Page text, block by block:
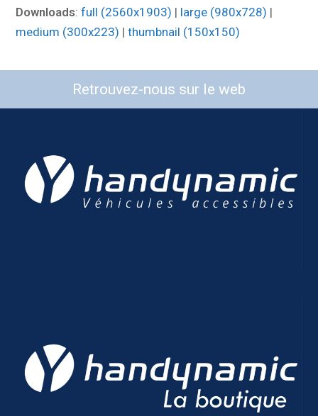
Downloads:full (2560x1903) | large (980x728) |
medium (300x223) |thumbnail (150x150)
Retrouvez-nous sur le web